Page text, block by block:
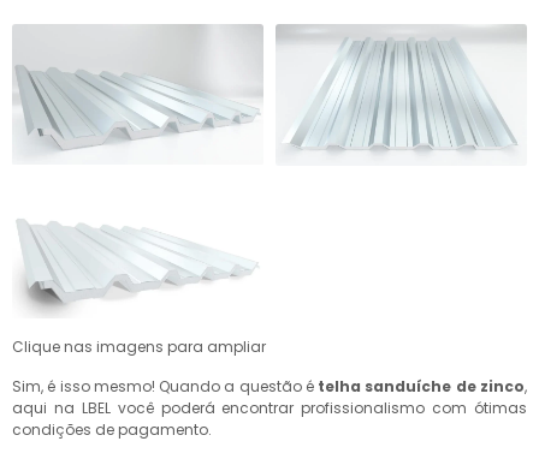
Clique nas imagens para ampliar
Sim, é isso mesmo! Quando a questão é telha sanduíche de zinco,
aqui na LBEL você poderá encontrar profissionalismo com ótimas
condições de pagamento.